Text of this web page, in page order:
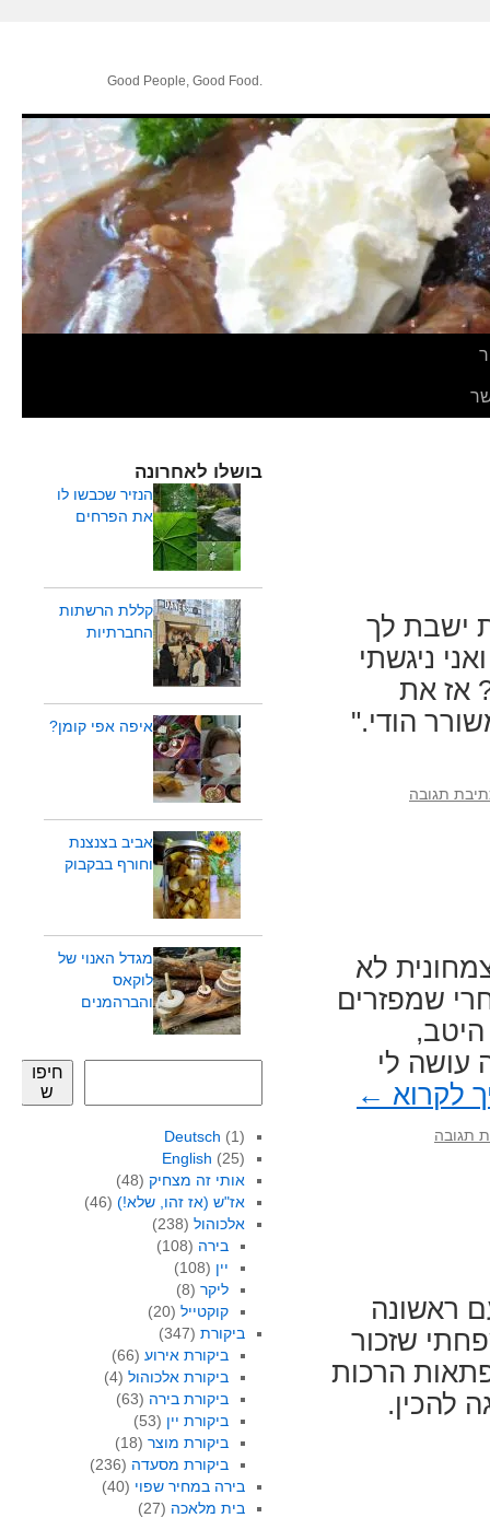
.Good People, Good Food
ישבת לך
ניגשתי
אז את
הודי."
תגובה
לא
שמפזרים
היטב,
עושה לי
לקרוא ←
תגובה
ראשונה
שזכור
הרכות
להכין.
בושלו לאחרונה
הנזיר שכבשו לו
את הפרחים
קללת הרשתות
החברתיות
איפה אפי קומן?
אביב בצנצנת
וחורף בבקבוק
מגדל האנוי של
לוקאס
והברהמנים
חיפו
ש
Deutsch (1)
English (25)
אותי זה מצחיק(48)
אז"ש (אז זהו, שלא!)(46)
אלכוהול(238)
בירה (108)
יין (108)
ליקר (8)
קוקטייל (20)
ביקורת(347)
ביקורת אירוע (66)
ביקורת אלכוהול (4)
ביקורת בירה (63)
ביקורת יין (53)
ביקורת מוצר (18)
ביקורת מסעדה (236)
בירה במחיר שפוי (40)
בית מלאכה (27)